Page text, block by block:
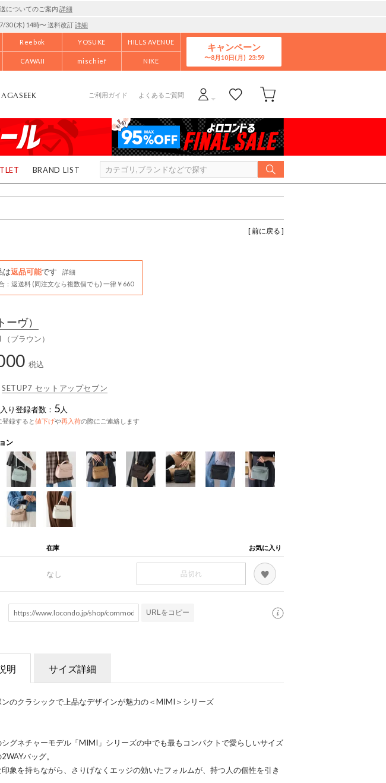
についてのご案内 詳細
7/30 (木) 14時〜 送料改訂詳細
Reebok YOSUKE HILLS AVENUE
CAWAII mischief NIKE
キャンペーン
8月10日(月)
ご利用ガイド よくあるご質問
BRAND LIST
[ 前に戻る ]
は返品可能です
詳細
：返送料 (同注文なら複数個でも) 一律￥660
ーヴ）
ブラウン）
税込
SETUP7 セットアップセブン
り登録者数： 5人
登録すると値下げや再入荷の際にご連絡します
ン
在庫 お気に入り
なし 品切れ
URLをコピー
明 サイズ詳細
ンのクラシックで上品なデザインが魅力の＜MIMI＞シリーズ
シグネチャーモデル「MIMI」シリーズの中でも最もコンパクトで愛らしいサイズ
バッグ。
象を持ちながら、さりげなくエッジの効いたフォルムが、持つ人の個性を引き